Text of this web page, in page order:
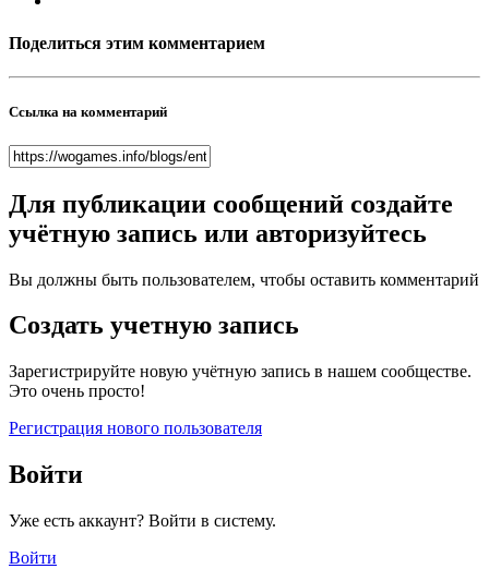
Поделиться этим комментарием
Ссылка на комментарий
Для публикации сообщений создайте
учётную запись или авторизуйтесь
Вы должны быть пользователем, чтобы оставить комментарий
Создать учетную запись
Зарегистрируйте новую учётную запись в нашем сообществе.
Это очень просто!
Регистрация нового пользователя
Войти
Уже есть аккаунт? Войти в систему.
Войти